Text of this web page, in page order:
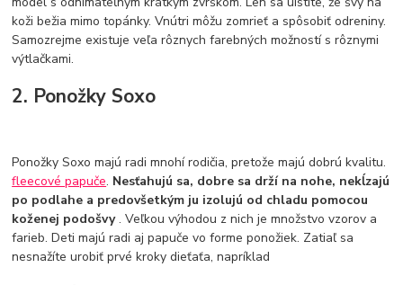
koži bežia mimo topánky. Vnútri môžu zomrieť a spôsobiť odreniny.
Samozrejme existuje veľa rôznych farebných možností s rôznymi
výtlačkami.
2. Ponožky Soxo
Ponožky Soxo majú radi mnohí rodičia, pretože majú dobrú kvalitu.
fleecové papuče. Nesťahujú sa, dobre sa drží na nohe, nekĺzajú
po podlahe a predovšetkým ju izolujú od chladu pomocou
koženej podošvy. Veľkou výhodou z nich je množstvo vzorov a
farieb. Deti majú radi aj papuče vo forme ponožiek. Zatiaľ sa
nesnažíte urobiť prvé kroky dieťaťa, napríklad